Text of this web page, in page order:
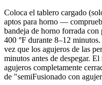
Coloca el tablero cargado
aptos para horno —
bandeja de horno forrada con
400 °F durante 8–12
vez que los agujeros de las
minutos antes de despegar.
agujeros completamente
de "semiFusionado con